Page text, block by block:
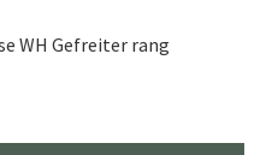
WH Gefreiter rang